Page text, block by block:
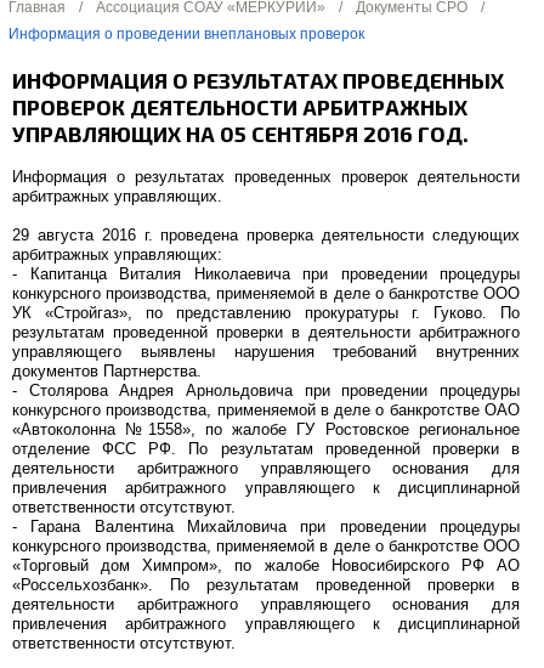
Главная / Ассоциация СОАУ «МЕРКУРИЙ» / Документы СРО
/
Информация о проведении внеплановых проверок
ИНФОРМАЦИЯ О РЕЗУЛЬТАТАХ ПРОВЕДЕННЫХ
ПРОВЕРОК ДЕЯТЕЛЬНОСТИ АРБИТРАЖНЫХ
УПРАВЛЯЮЩИХ НА 05 СЕНТЯБРЯ 2016 ГОД.
Информация о результатах проведенных проверок деятельности
арбитражных управляющих.
29 августа 2016 г. проведена проверка деятельности следующих
арбитражных управляющих:
- Капитанца Виталия Николаевича при проведении процедуры
конкурсного производства, применяемой в деле о банкротстве ООО
УК «Стройгаз», по представлению прокуратуры г. Гуково. По
результатам проведенной проверки в деятельности арбитражного
управляющего выявлены нарушения требований внутренних
документов Партнерства.
- Столярова Андрея Арнольдовича при проведении процедуры
конкурсного производства, применяемой в деле о банкротстве ОАО
«Автоколонна №1558», по жалобе ГУ Ростовское региональное
отделение ФСС РФ. По результатам проведенной проверки в
деятельности арбитражного управляющего основания для
привлечения арбитражного управляющего к дисциплинарной
ответственности отсутствуют.
- Гарана Валентина Михайловича при проведении процедуры
конкурсного производства, применяемой в деле о банкротстве ООО
«Торговый дом Химпром», по жалобе Новосибирского РФ АО
«Россельхозбанк». По результатам проведенной проверки в
деятельности арбитражного управляющего основания для
привлечения арбитражного управляющего к дисциплинарной
ответственности отсутствуют.